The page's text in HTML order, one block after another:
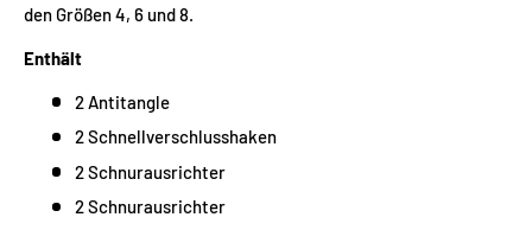
den Größen 4, 6 und 8.
Enthält
2 Antitangle
2 Schnellverschlusshaken
2 Schnurausrichter
2 Schnurausrichter